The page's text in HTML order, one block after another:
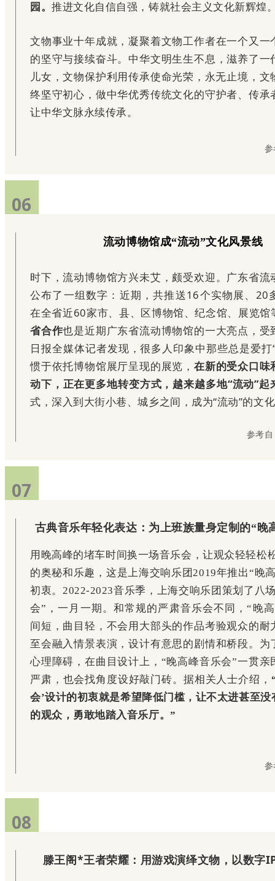
园。推进文化自信自强，铸就社会主义文化新辉煌
文物事业十年成就，凝聚着文物工作者在一个又一
的坚守与接续奋斗。 中华文明生生不息，滋养了一
儿女，文物保护利用传承使命光荣，永无止境， 文
终坚守初心，做中华优秀传统文化的守护者、传承
让中华文脉永续传承。
06
流动博物馆成“流动”文化风景线
时下，流动博物馆方兴未艾，颇受欢迎。广东省流
公布了一组数字：近期，共推送16个实物展、20
在全省近60家市、县、区博物馆、纪念馆、展览馆
省合作也是近期广东省流动博物馆的一大亮点，受
日报全媒体记者发现，很多人印象中那些总是爱打
惯于依托博物馆展厅呈现的展览， 在新的受众口味
动下，正在更多地转变方式，越来越多地“流动”起
式，深入到大街小巷、城乡之间，成为“流动”的文
参考
07
07
古典音乐年轻化表达：为上班族量身定制的“晚
用晚高峰的堵车时间换一场音乐会，让观众轻轻松
的奥秘和乐趣，这是上海交响乐团2019年推出“晚
初衷。2022-2023音乐季，上海交响乐团策划了八
会”，一月一期。和常规的严肃音乐会不同，“晚
间短，曲目轻，不会用大部头的作品考验观众的耐
至会融入情景表演，设计有意思的剧情和桥段。为
心理障碍，在曲目设计上，“晚高峰音乐会”一贯亲
严肃，也会找角度设好敲门砖。据相关人士介绍，
会’设计的初衷就是希望降低门槛，让不太进甚至没
的观众，勇敢地踏入音乐厅。”
08
滕王阁*王者荣耀：用游戏演绎文物，以数字